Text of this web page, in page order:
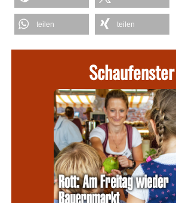
teilen teilen
Schaufenster